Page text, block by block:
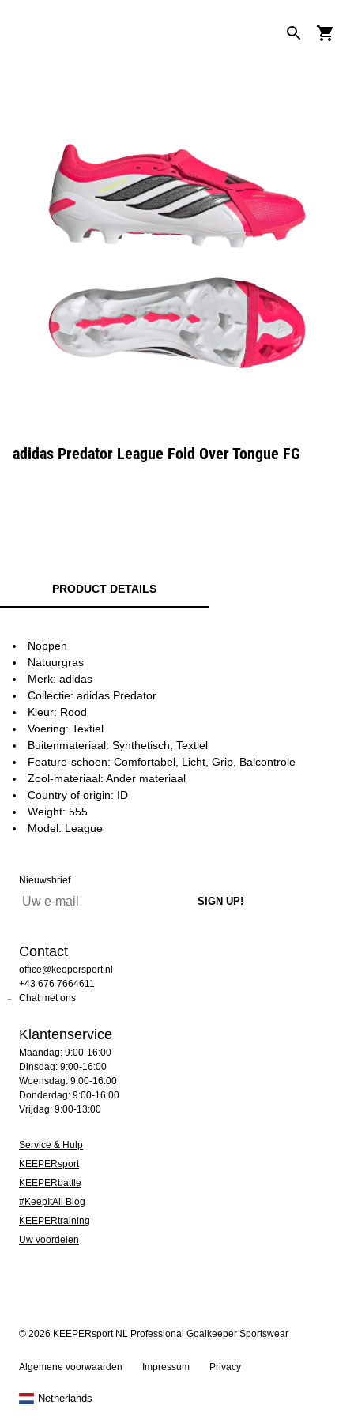
adidas Predator League Fold Over Tongue FG
PRODUCT DETAILS
Noppen
Natuurgras
Merk: adidas
Collectie: adidas Predator
Kleur: Rood
Voering: Textiel
Buitenmateriaal: Synthetisch, Textiel
Feature-schoen: Comfortabel, Licht, Grip, Balcontrole
Zool-materiaal: Ander materiaal
Country of origin: ID
Weight: 555
Model: League
Nieuwsbrief
Contact
office@keepersport.nl
+43 676 7664611
Chat met ons
Klantenservice
Maandag: 9:00-16:00
Dinsdag: 9:00-16:00
Woensdag: 9:00-16:00
Donderdag: 9:00-16:00
Vrijdag: 9:00-13:00
Service & Hulp
KEEPERsport
KEEPERbattle
#KeepItAll Blog
KEEPERtraining
Uw voordelen
© 2026 KEEPERsport NL Professional Goalkeeper Sportswear
Algemene voorwaarden Impressum Privacy
Netherlands